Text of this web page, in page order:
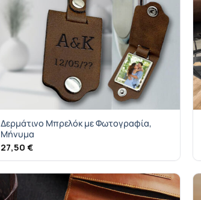
Δερμάτινο Μπρελόκ με Φωτογραφία,
Μήνυμα
27,50€